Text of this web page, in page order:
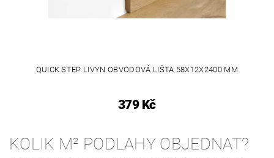
QUICK STEP LIVYN OBVODOVÁ LIŠTA 58X12X2400 MM
379 Kč
KOLIK M² PODLAHY OBJEDNAT?